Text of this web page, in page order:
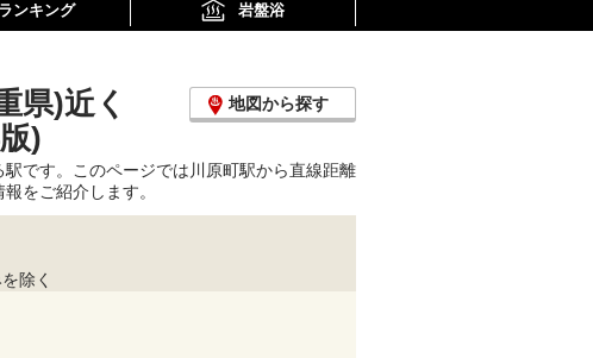
ランキング 岩盤浴
県)近く
)
地図から探す
です。このページでは川原町駅から直線距離
をご紹介します。
除く